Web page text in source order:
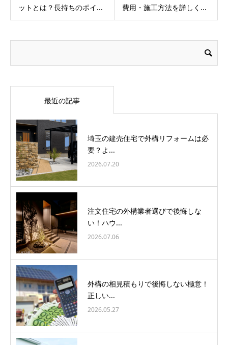
ットとは？長持ちのポイ...
費用・施工方法を詳しく...
最近の記事
埼玉の建売住宅で外構リフォームは必
要？よ...
2026.07.20
注文住宅の外構業者選びで後悔しな
い！ハウ...
2026.07.06
外構の相見積もりで後悔しない極意！
正しい...
2026.05.27